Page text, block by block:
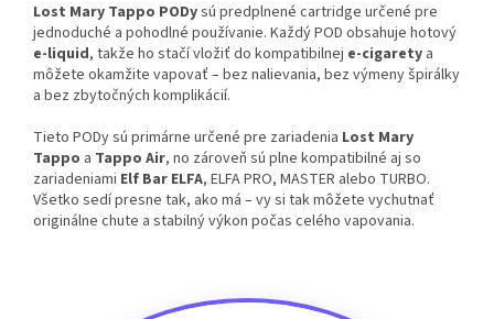
Lost Mary Tappo PODysú predplnené cartridge určené pre
jednoduché a pohodlné používanie. Každý POD obsahuje hotový
e-liquid, takže ho stačí vložiť do kompatibilnej e-cigarety a
môžete okamžite vapovať – bez nalievania, bez výmeny špirálky
a bez zbytočných komplikácií.
Tieto PODy sú primárne určené pre zariadenia Lost Mary
Tappo a Tappo Air, no zároveň sú plne kompatibilné aj so
zariadeniami Elf Bar ELFA, ELFA PRO, MASTER alebo TURBO.
Všetko sedí presne tak, ako má – vy si tak môžete vychutnať
originálne chute a stabilný výkon počas celého vapovania.